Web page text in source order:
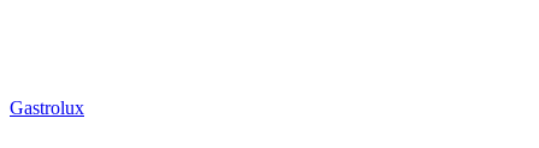
Gastrolux